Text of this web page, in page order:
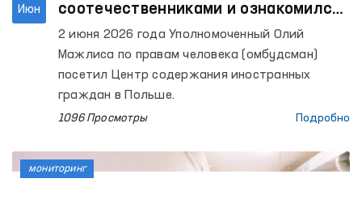
Июн
соотечественниками и ознакомился
с условиями содержания в Центре
содержания иностранных граждан в
Польше
2 июня 2026 года Уполномоченный Олий
Мажлиса по правам человека (омбудсман)
посетил Центр содержания иностранных
граждан в Польше.
1096 Просмотры Подробно
мониторинг